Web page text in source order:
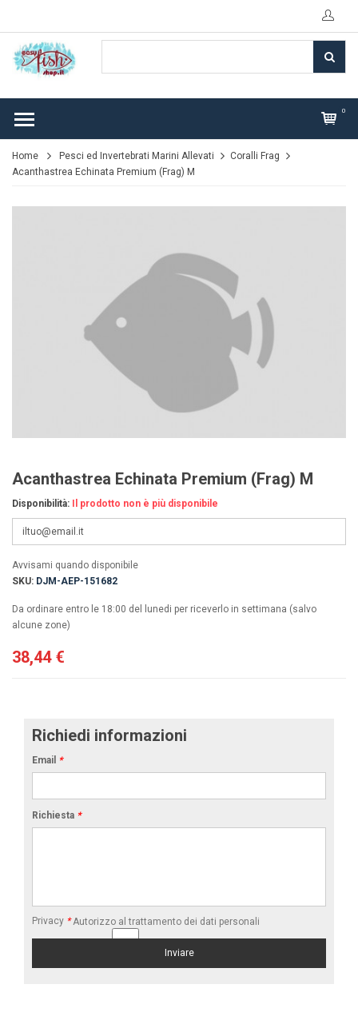
0
Home Pesci ed Invertebrati Marini Allevati
Coralli Frag
Acanthastrea Echinata Premium (Frag) M
Acanthastrea Echinata Premium (Frag) M
Disponibilità: Il prodotto non è più disponibile
Avvisami quando disponibile
SKU: DJM-AEP-151682
Da ordinare entro le 18:00 del lunedi per riceverlo in settimana (salvo
alcune zone)
38,44 €
Richiedi informazioni
Email *
Richiesta *
Privacy * Autorizzo al trattamento dei dati personali